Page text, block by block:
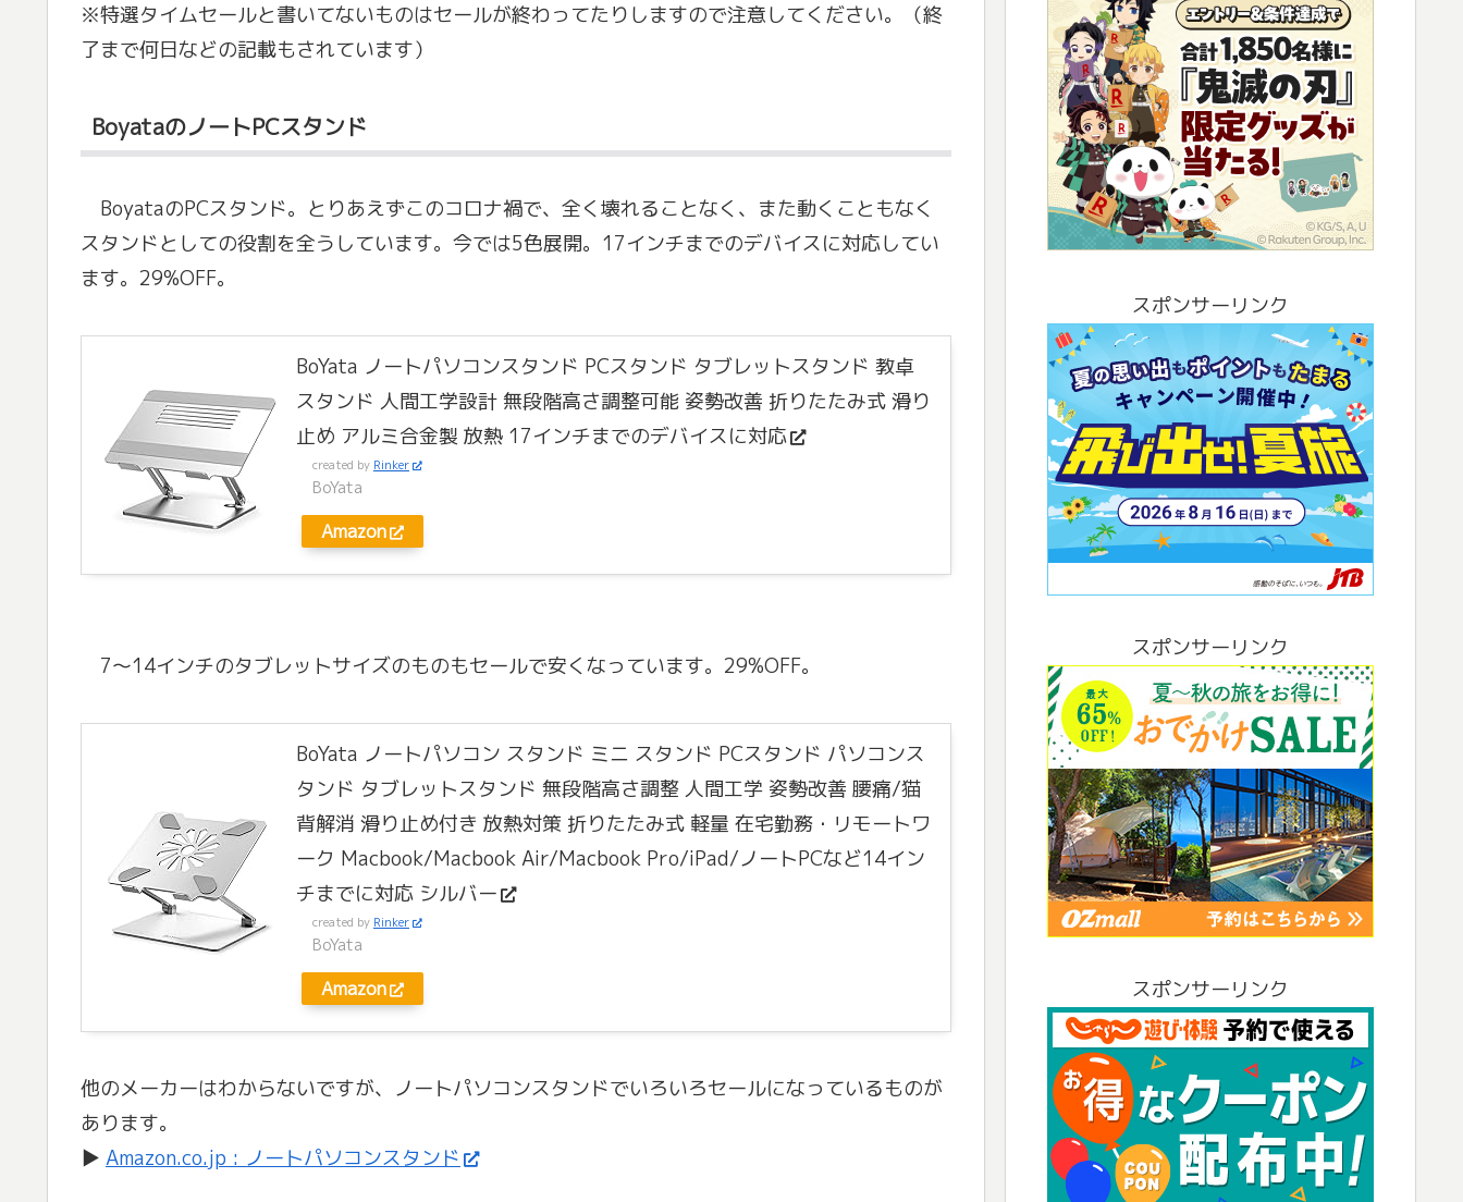
※特選タイムセールと書いてないものはセールが終わってたりしますので注意してください。（終
了まで何日などの記載もされています）
BoyataのノートPCスタンド
BoyataのPCスタンド。とりあえずこのコロナ禍で、全く壊れることなく、また動くこともなく
スタンドとしての役割を全うしています。今では5色展開。17インチまでのデバイスに対応してい
ます。29%OFF。
BoYata ノートパソコンスタンド PCスタンド タブレットスタンド 教卓
スタンド 人間工学設計 無段階高さ調整可能 姿勢改善 折りたたみ式 滑り
止め アルミ合金製 放熱 17インチまでのデバイスに対応
created by Rinker
BoYata
Amazon
7〜14インチのタブレットサイズのものもセールで安くなっています。29%OFF。
BoYata ノートパソコン スタンド ミニ スタンド PCスタンド パソコンス
タンド タブレットスタンド 無段階高さ調整 人間工学 姿勢改善 腰痛/猫
背解消 滑り止め付き 放熱対策 折りたたみ式 軽量 在宅勤務・リモートワ
ーク Macbook/Macbook Air/Macbook Pro/iPad/ノートPCなど14イン
チまでに対応 シルバー
created by Rinker
BoYata
Amazon
他のメーカーはわからないですが、ノートパソコンスタンドでいろいろセールになっているものが
あります。
▶ Amazon.co.jp : ノートパソコンスタンド
スポンサーリンク
スポンサーリンク
スポンサーリンク